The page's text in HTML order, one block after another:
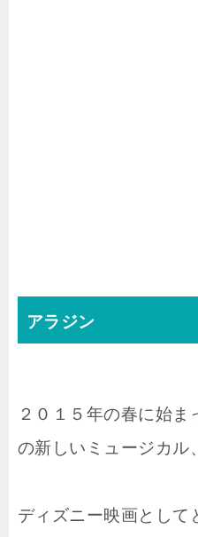
アラジン
２０１５年の春に始
の新しいミュージカル、
ディズニー映画として